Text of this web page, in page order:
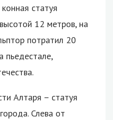
статуя
12 метров, на
потратил 20
пьедестале,
Алтаря – статуя
Слева от